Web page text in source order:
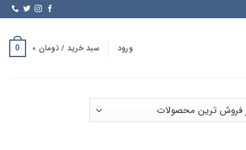
ورود سبد خرید /تومان 0